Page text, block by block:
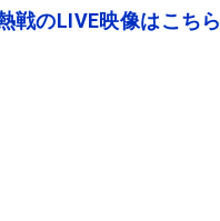
のLIVE映像はこちら